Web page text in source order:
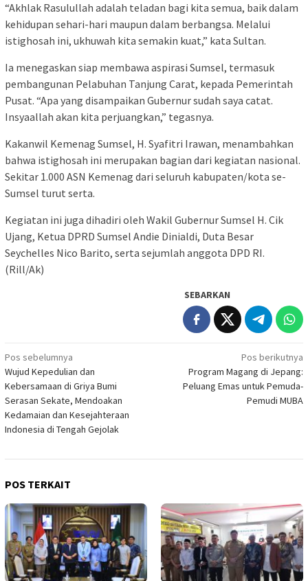
“Akhlak Rasulullah adalah teladan bagi kita semua, baik dalam
kehidupan sehari-hari maupun dalam berbangsa. Melalui
istighosah ini, ukhuwah kita semakin kuat,” kata Sultan.
Ia menegaskan siap membawa aspirasi Sumsel, termasuk
pembangunan Pelabuhan Tanjung Carat, kepada Pemerintah
Pusat. “Apa yang disampaikan Gubernur sudah saya catat.
Insyaallah akan kita perjuangkan,” tegasnya.
Kakanwil Kemenag Sumsel, H. Syafitri Irawan, menambahkan
bahwa istighosah ini merupakan bagian dari kegiatan nasional.
Sekitar 1.000 ASN Kemenag dari seluruh kabupaten/kota se-
Sumsel turut serta.
Kegiatan ini juga dihadiri oleh Wakil Gubernur Sumsel H. Cik
Ujang, Ketua DPRD Sumsel Andie Dinialdi, Duta Besar
Seychelles Nico Barito, serta sejumlah anggota DPD RI.
(Rill/Ak)
SEBARKAN
Navigasi
pos
Pos sebelumnya
Wujud Kepedulian dan
Kebersamaan di Griya Bumi
Serasan Sekate, Mendoakan
Kedamaian dan Kesejahteraan
Indonesia di Tengah Gejolak
Pos berikutnya
Program Magang di Jepang:
Peluang Emas untuk Pemuda-
Pemudi MUBA
POS TERKAIT